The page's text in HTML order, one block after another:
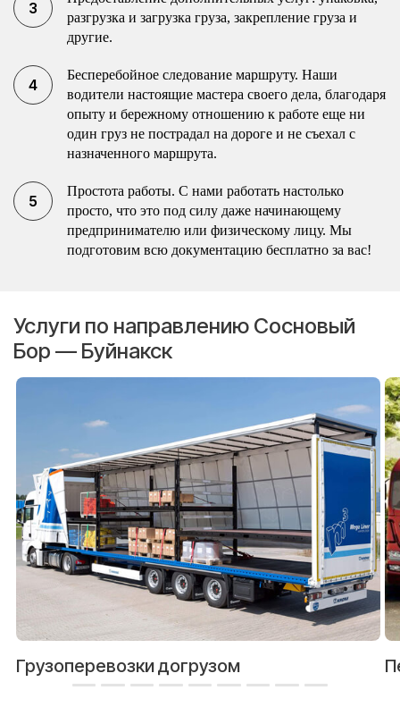
разгрузка и загрузка груза, закрепление груза и
другие.
Бесперебойное следование маршруту. Наши
водители настоящие мастера своего дела, благодаря
опыту и бережному отношению к работе еще ни
один груз не пострадал на дороге и не съехал с
назначенного маршрута.
Простота работы. С нами работать настолько
просто, что это под силу даже начинающему
предпринимателю или физическому лицу. Мы
подготовим всю документацию бесплатно за вас!
Услуги по направлению Сосновый
Бор — Буйнакск
Грузоперевозки догрузом